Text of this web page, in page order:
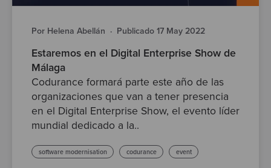
Por Helena Abellán · Publicado 17 May 2022
Estaremos en el Digital Enterprise Show de
Málaga
Codurance formará parte este año de las
organizaciones que van a tener presencia
en el Digital Enterprise Show, el evento líder
mundial dedicado a la..
software modernisation codurance event